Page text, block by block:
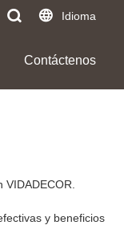
Idioma
Contáctenos
VIDADECOR.
y beneficios